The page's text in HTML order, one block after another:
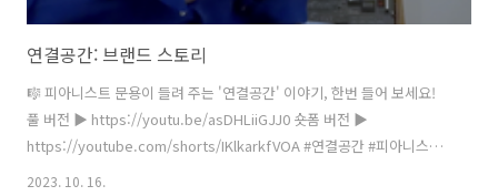
연결공간: 브랜드 스토리
🎼 피아니스트 문용이 들려 주는 '연결공간' 이야기, 한번 들어 보세요!
풀 버전 ▶️ https://youtu.be/asDHLiiGJJ0 숏폼 버전 ▶️
https://youtube.com/shorts/IKlkarkfVOA #연결공간 #피아니스트
문용 #온택트도슨트콘서트 #아트체인지업 #온라인미디어예술활동지원
2023. 10. 16.